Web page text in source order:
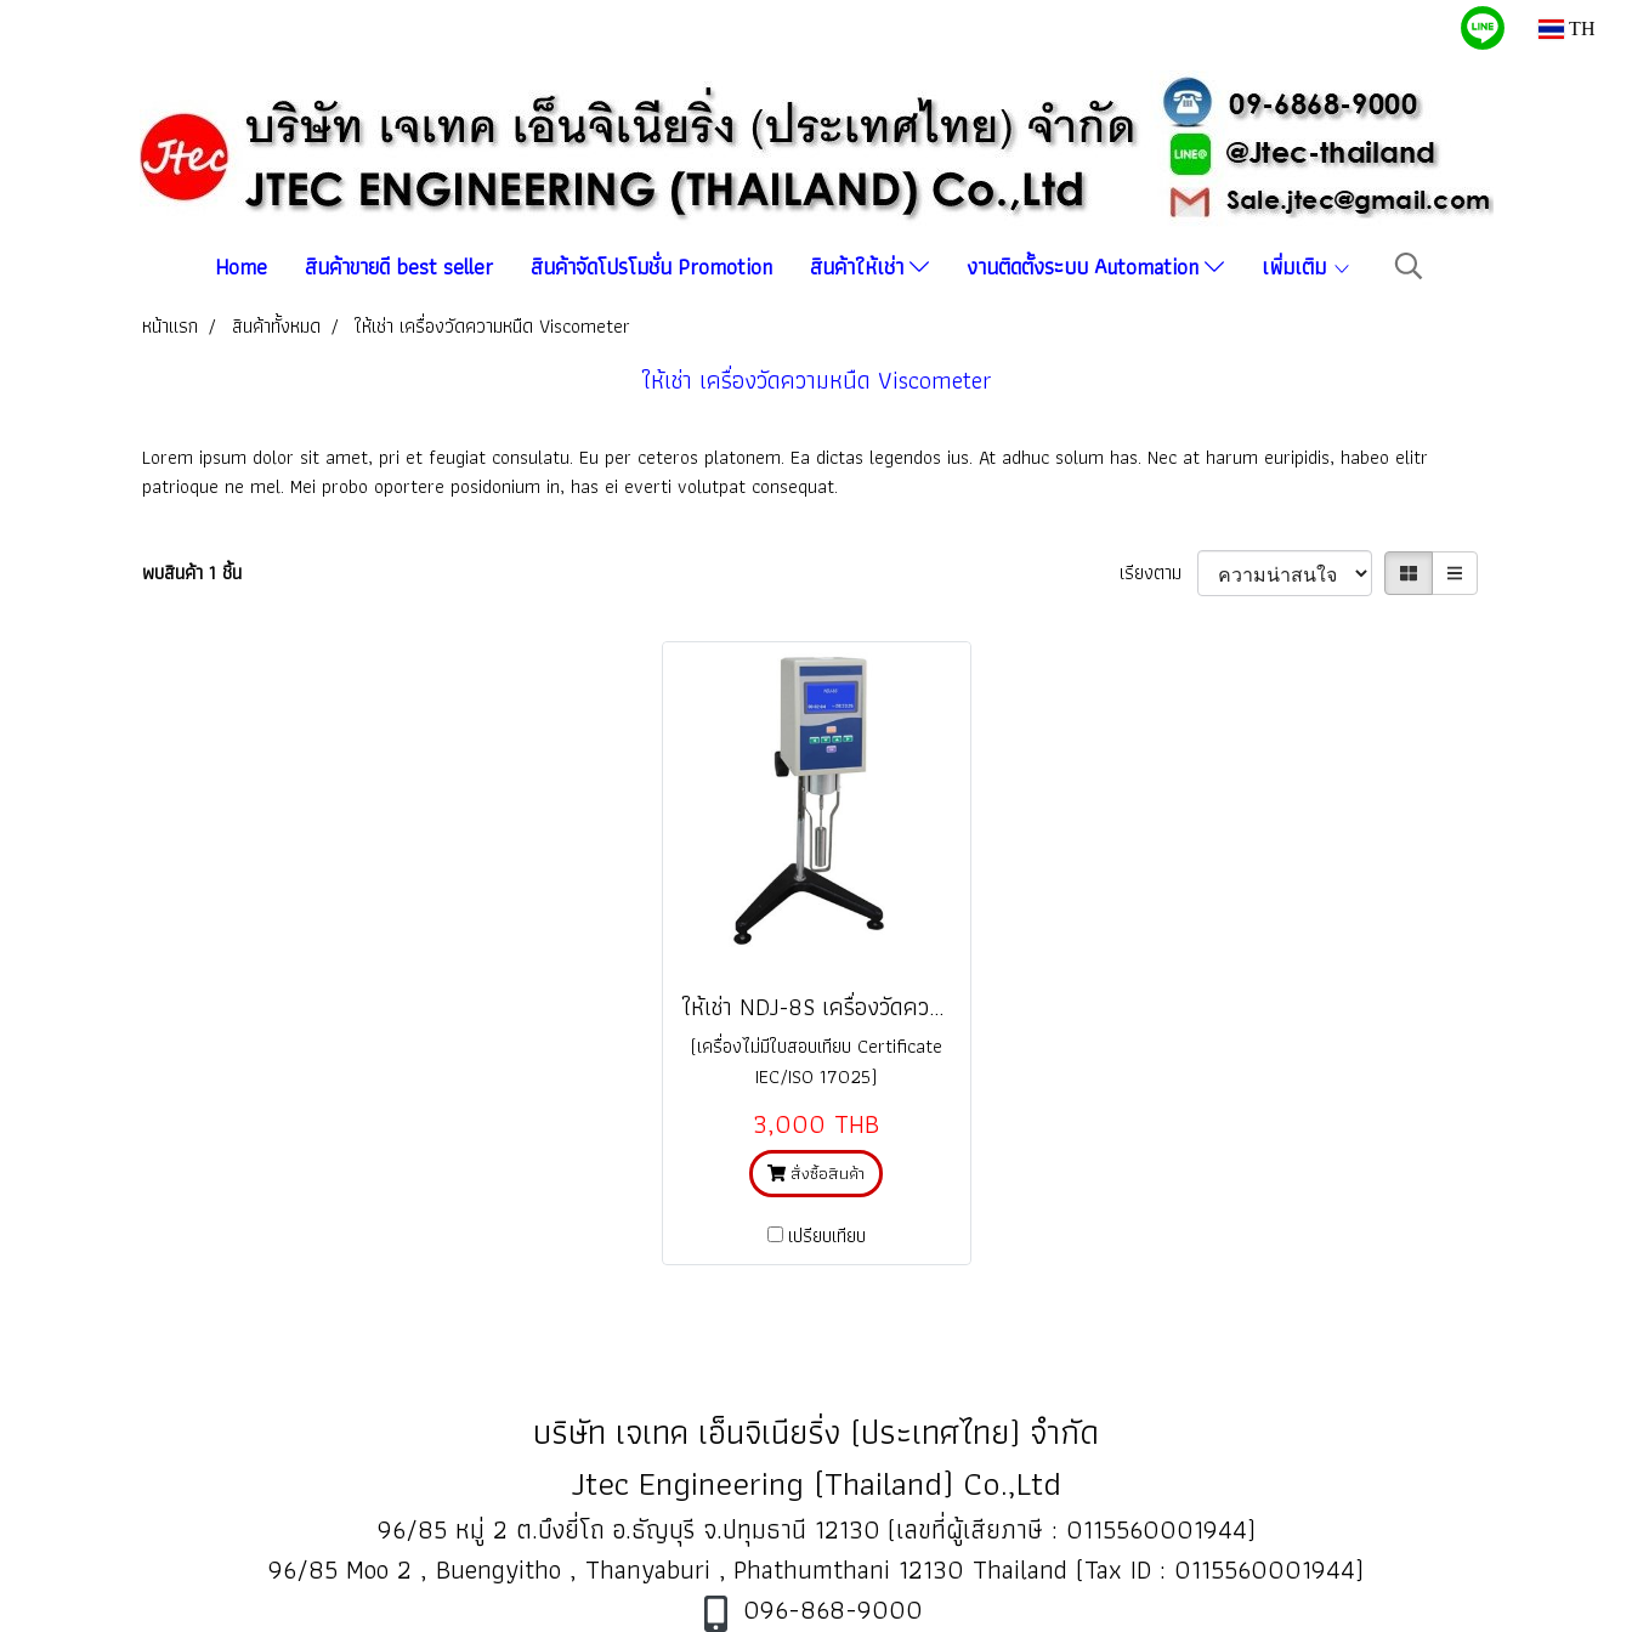
TH
Home สินค้าขายดี best seller สินค้าจัดโปรโมชั่น Promotion สินค้าให้เช่า งานติดตั้งระบบ Automation เพิ่มเติม
หน้าแรก สินค้าทั้งหมด ให้เช่า เครื่องวัดความหนืด Viscometer
ให้เช่า เครื่องวัดความหนืด Viscometer
Lorem ipsum dolor sit amet, pri et feugiat consulatu. Eu per ceteros platonem. Ea dictas legendos ius. At adhuc solum has. Nec at harum euripidis, habeo elitr
patrioque ne mel. Mei probo oportere posidonium in, has ei everti volutpat consequat.
พบสินค้า 1 ชิ้น เรียงตาม
ให้เช่า NDJ-8S เครื่องวัดความหนืดแบบดิจิตอล Viscometer (เครื่องไม่มีใบสอบเทียบ Certificate IEC/ISO 17025) @ ราคา
(เครื่องไม่มีใบสอบเทียบ Certificate
IEC/ISO 17025)
3,000 THB
สั่งซื้อสินค้า
เปรียบเทียบ
บริษัท เจเทค เอ็นจิเนียริ่ง (ประเทศไทย) จำกัด
Jtec Engineering (Thailand) Co.,Ltd
96/85 หมู่ 2 ต.บึงยี่โถ อ.ธัญบุรี จ.ปทุมธานี 12130 (เลขที่ผู้เสียภาษี : 0115560001944)
96/85 Moo 2 , Buengyitho , Thanyaburi , Phathumthani 12130 Thailand (Tax ID : 0115560001944)
096-868-9000